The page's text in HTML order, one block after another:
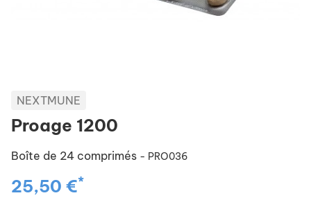
NEXTMUNE
Proage 1200
Boîte de 24 comprimés - PRO036
25,50 €*